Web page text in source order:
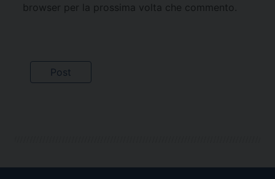
browser per la prossima volta che commento.